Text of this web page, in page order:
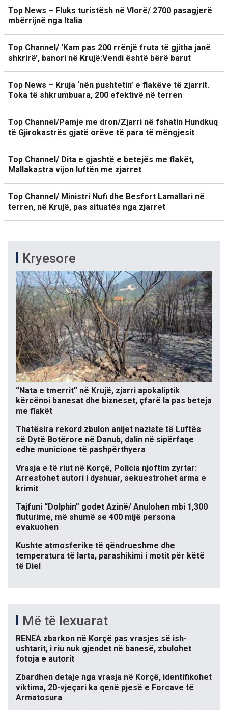
Top News – Fluks turistësh në Vlorë/ 2700 pasagjerë
mbërrijnë nga Italia
Top Channel/ ‘Kam pas 200 rrënjë fruta të gjitha janë
shkrirë’, banori në Krujë:Vendi është bërë barut
Top News – Kruja ‘nën pushtetin’ e flakëve të zjarrit.
Toka të shkrumbuara, 200 efektivë në terren
Top Channel/Pamje me dron/Zjarri në fshatin Hundkuq
të Gjirokastrës gjatë orëve të para të mëngjesit
Top Channel/ Dita e gjashtë e betejës me flakët,
Mallakastra vijon luftën me zjarret
Top Channel/ Ministri Nufi dhe Besfort Lamallari në
terren, në Krujë, pas situatës nga zjarret
Kryesore
“Nata e tmerrit” në Krujë, zjarri apokaliptik
kërcënoi banesat dhe bizneset, çfarë la pas beteja
me flakët
Thatësira rekord zbulon anijet naziste të Luftës
së Dytë Botërore në Danub, dalin në sipërfaqe
edhe municione të pashpërthyera
Vrasja e të riut në Korçë, Policia njoftim zyrtar:
Arrestohet autori i dyshuar, sekuestrohet arma e
krimit
Tajfuni “Dolphin” godet Azinë/ Anulohen mbi 1,300
fluturime, më shumë se 400 mijë persona
evakuohen
Kushte atmosferike të qëndrueshme dhe
temperatura të larta, parashikimi i motit për këtë
të Diel
Më të lexuarat
RENEA zbarkon në Korçë pas vrasjes së ish-
ushtarit, i riu nuk gjendet në banesë, zbulohet
fotoja e autorit
Zbardhen detaje nga vrasja në Korçë, identifikohet
viktima, 20-vjeçari ka qenë pjesë e Forcave të
Armatosura